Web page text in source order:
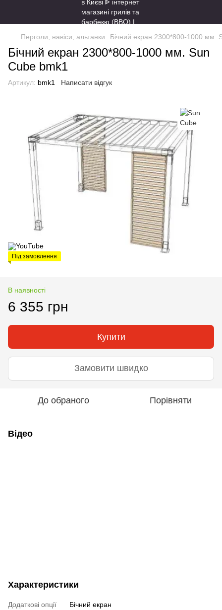
Перголи, навіси, альтанки Бічний екран 2300*800-1000 мм.
Бічний екран 2300*800-1000 мм. Sun
Cube bmk1
Артикул: bmk1 Написати відгук
Під замовлення
В наявності
6 355 грн
Купити
Замовити швидко
До обраного Порівняти
Відео
Характеристики
Додаткові опції
Бічний екран